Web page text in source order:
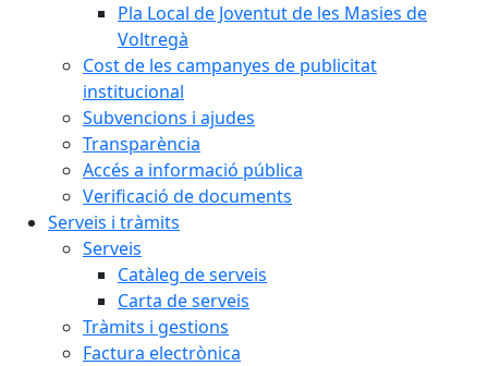
Pla Local de Joventut de les Masies de
Voltregà
Cost de les campanyes de publicitat
institucional
Subvencions i ajudes
Transparència
Accés a informació pública
Verificació de documents
Serveis i tràmits
Serveis
Catàleg de serveis
Carta de serveis
Tràmits i gestions
Factura electrònica